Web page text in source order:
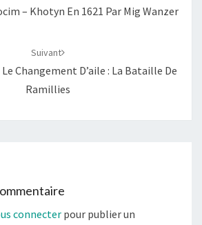
– Khotyn En 1621 Par Mig Wanzer
Suivant
Le Changement D’aile : La Bataille De
Ramillies
connecter pour publier un